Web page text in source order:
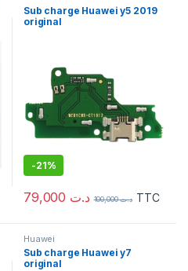
Sub charge Huawei y5 2019
original
-21%
د.ت د.ت100,000 TTC
Huawei
Sub charge Huawei y7
original